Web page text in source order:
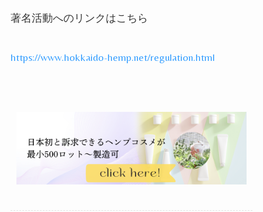
著名活動へのリンクはこちら
https://www.hokkaido-hemp.net/regulation.html